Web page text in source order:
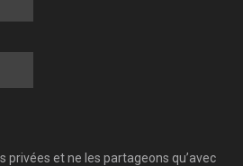
privées et ne les partageons qu’avec